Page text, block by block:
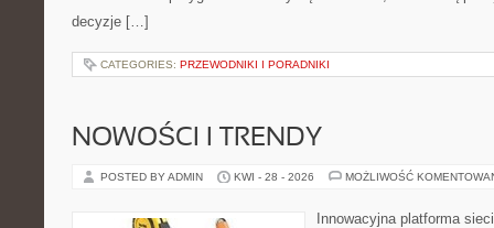
decyzje […]
CATEGORIES: PRZEWODNIKI I PORADNIKI
NOWOŚCI I TRENDY
POSTED BY ADMIN KWI - 28 - 2026 MOŻLIWOŚĆ
Innowacyjna platforma